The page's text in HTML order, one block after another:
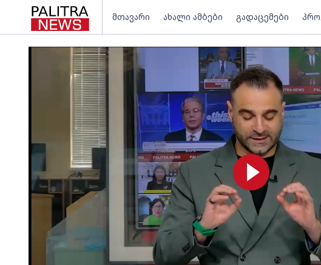
მთავარი ახალი ამბები გადაცემები